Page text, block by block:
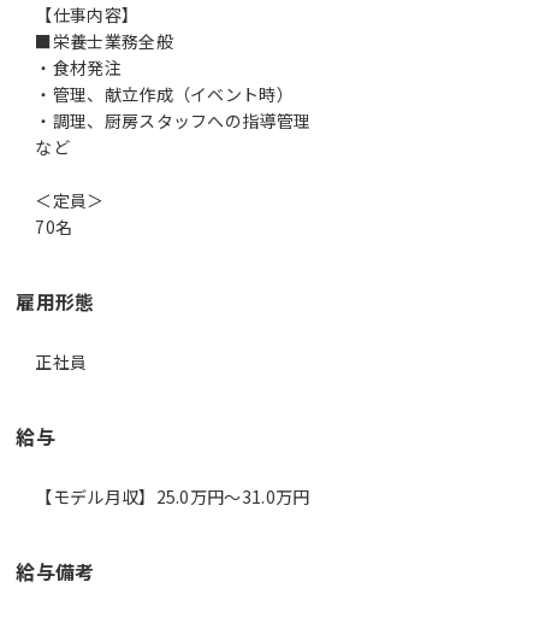
【仕事内容】
■栄養士業務全般
・食材発注
・管理、献立作成（イベント時）
・調理、厨房スタッフへの指導管理
など
＜定員＞
70名
雇用形態
正社員
給与
【モデル月収】25.0万円〜31.0万円
給与備考